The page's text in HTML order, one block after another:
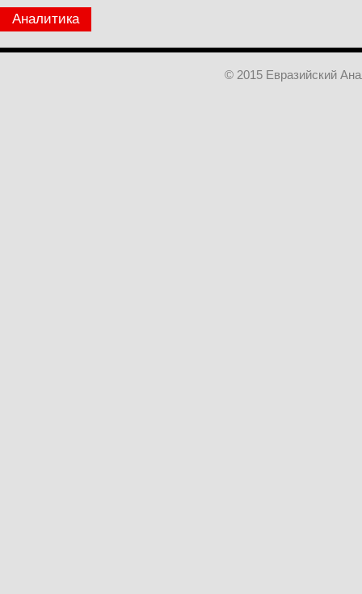
Аналитика
© 2015 Евразийский